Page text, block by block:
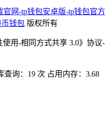
官网-tp钱包安卓版-tp钱包官方
钱包 版权所有
用-相同方式共享 3.0》协议-
查询：19 次 占用内存：3.68